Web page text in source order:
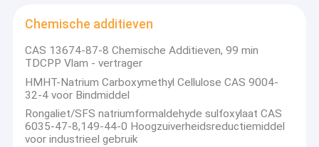
Chemische additieven
additieven voor levensmiddelen
Chemische additieven
CAS 13674-87-8 Chemische Additieven, 99 min
TDCPP Vlam - vertrager
HMHT-Natrium Carboxymethyl Cellulose CAS 9004-
32-4 voor Bindmiddel
Rongaliet/SFS natriumformaldehyde sulfoxylaat CAS
6035-47-8,149-44-0 Hoogzuiverheidsreductiemiddel
voor industrieel gebruik